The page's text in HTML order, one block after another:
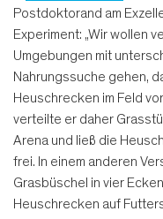
Postdoktorand am
Experiment: „Wir wollen
Umgebungen mit
Nahrungssuche gehen,
Heuschrecken im Feld
verteilte er daher
Arena und ließ die
frei. In einem anderen
Grasbüschel in vier
Heuschrecken auf